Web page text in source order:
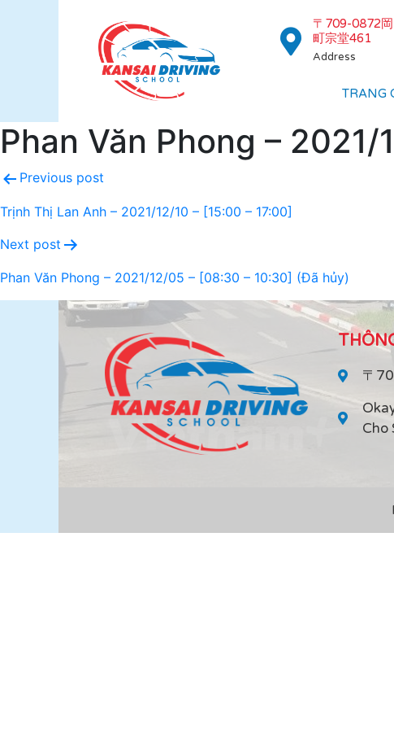
〒709-0872
町宗堂461
Address
TRANG
Phan Văn Phong –
Previous post
Trịnh Thị Lan Anh – 2021/12/10 – [15:00 – 17:00]
Next post
Phan Văn Phong – 2021/12/05 – [08:30 – 10:30] (Đã hủy)
〒
Cho